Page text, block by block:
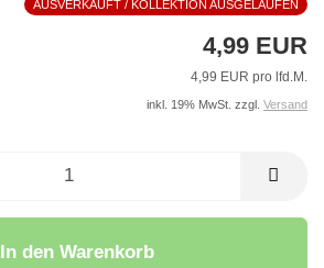
AUSVERKAUFT / KOLLEKTION AUSGELAUFEN
4,99 EUR
4,99 EUR pro lfd.M.
inkl. 19% MwSt. zzgl. Versand
In den Warenkorb